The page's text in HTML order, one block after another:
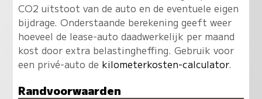
CO2 uitstoot van de auto en de eventuele eigen
bijdrage. Onderstaande berekening geeft weer
hoeveel de lease-auto daadwerkelijk per maand
kost door extra belastingheffing. Gebruik voor
een privé-auto de kilometerkosten-calculator.
Randvoorwaarden